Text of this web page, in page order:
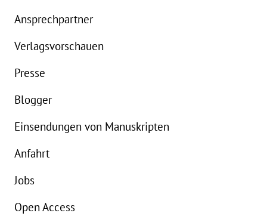
Ansprechpartner
Verlagsvorschauen
Presse
Blogger
Einsendungen von Manuskripten
Anfahrt
Jobs
Open Access